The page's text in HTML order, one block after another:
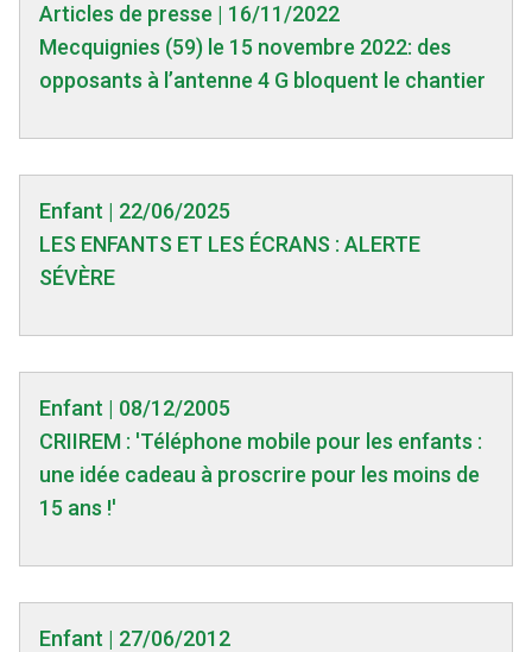
Articles de presse | 16/11/2022
Mecquignies (59) le 15 novembre 2022: des
opposants à l’antenne 4 G bloquent le chantier
Enfant | 22/06/2025
LES ENFANTS ET LES ÉCRANS : ALERTE
SÉVÈRE
Enfant | 08/12/2005
CRIIREM : 'Téléphone mobile pour les enfants :
une idée cadeau à proscrire pour les moins de
15 ans !'
Enfant | 27/06/2012